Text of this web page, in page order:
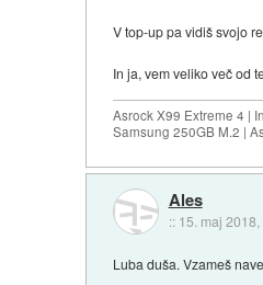
V top-up pa vidiš svojo
In ja, vem veliko več od
Asrock X99 Extreme 4 |
Samsung 250GB M.2 |
Ales
:: 15. maj 2018,
Luba duša. Vzameš